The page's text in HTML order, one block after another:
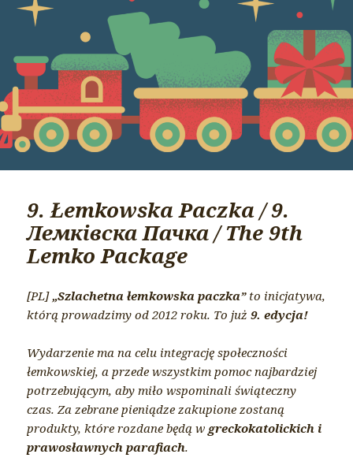
9. Łemkowska Paczka / 9.
Лемківска Пачка / The 9th
Lemko Package
[PL]„Szlachetna łemkowska paczka”to inicjatywa,
którą prowadzimy od 2012 roku. To już9. edycja!
Wydarzenie ma na celu integrację społeczności
łemkowskiej, a przede wszystkim pomoc najbardziej
potrzebującym, aby miło wspominali świąteczny
czas. Za zebrane pieniądze zakupione zostaną
produkty, które rozdane będą wgreckokatolickich i
prawosławnych parafiach.